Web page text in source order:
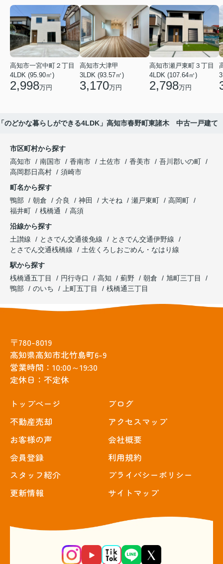
高知市一宮中町２丁目
4LDK (95.90㎡)
2,998万円
高知市大津甲
3LDK (93.57㎡)
3,170万円
高知市瀬戸東町３丁目
4LDK (107.64㎡)
2,798万円
のどかな暮らしができる4LDK」高知市春野町東諸木 中古一戸建て
市区町村から探す
高知市
南国市 香南市 土佐市 香美市
吾川郡いの町
高岡郡日高村
須崎市
町名から探す
鴨部
朝倉 介良 神田 大そね 瀬戸東町
高岡町
福井町
桟橋通
高須
沿線から探す
土讃線
とさでん交通後免線
とさでん交通伊野線
とさでん交通桟橋線
土佐くろしおごめん・なはり線
駅から探す
桟橋通五丁目
円行寺口 高知 薊野 朝倉
旭町三丁目
鴨部
のいち 上町五丁目 桟橋通三丁目
〒780-8019
高知県高知市北竹島町6-9
営業時間：10:00～19:30
定休日：不定休
トップぺージ
不動産売却
お客様の声
会員登録
スタッフ紹介
更新情報
ブログ
アクセスマップ
会社概要
利用規約
プライバシーポリシー
サイトマップ